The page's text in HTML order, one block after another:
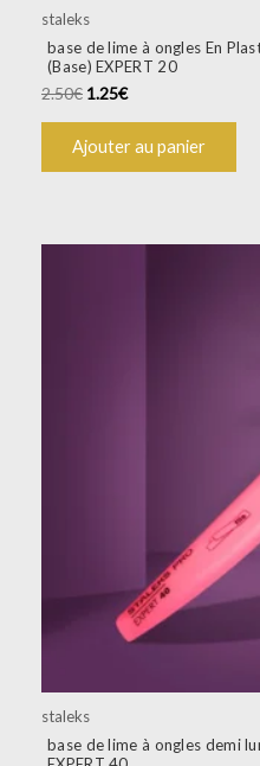
staleks
base de lime à ongles En
(Base) EXPERT 20
2.50€ 1.25€
Ajouter au panier
staleks
base de lime à ongles demi